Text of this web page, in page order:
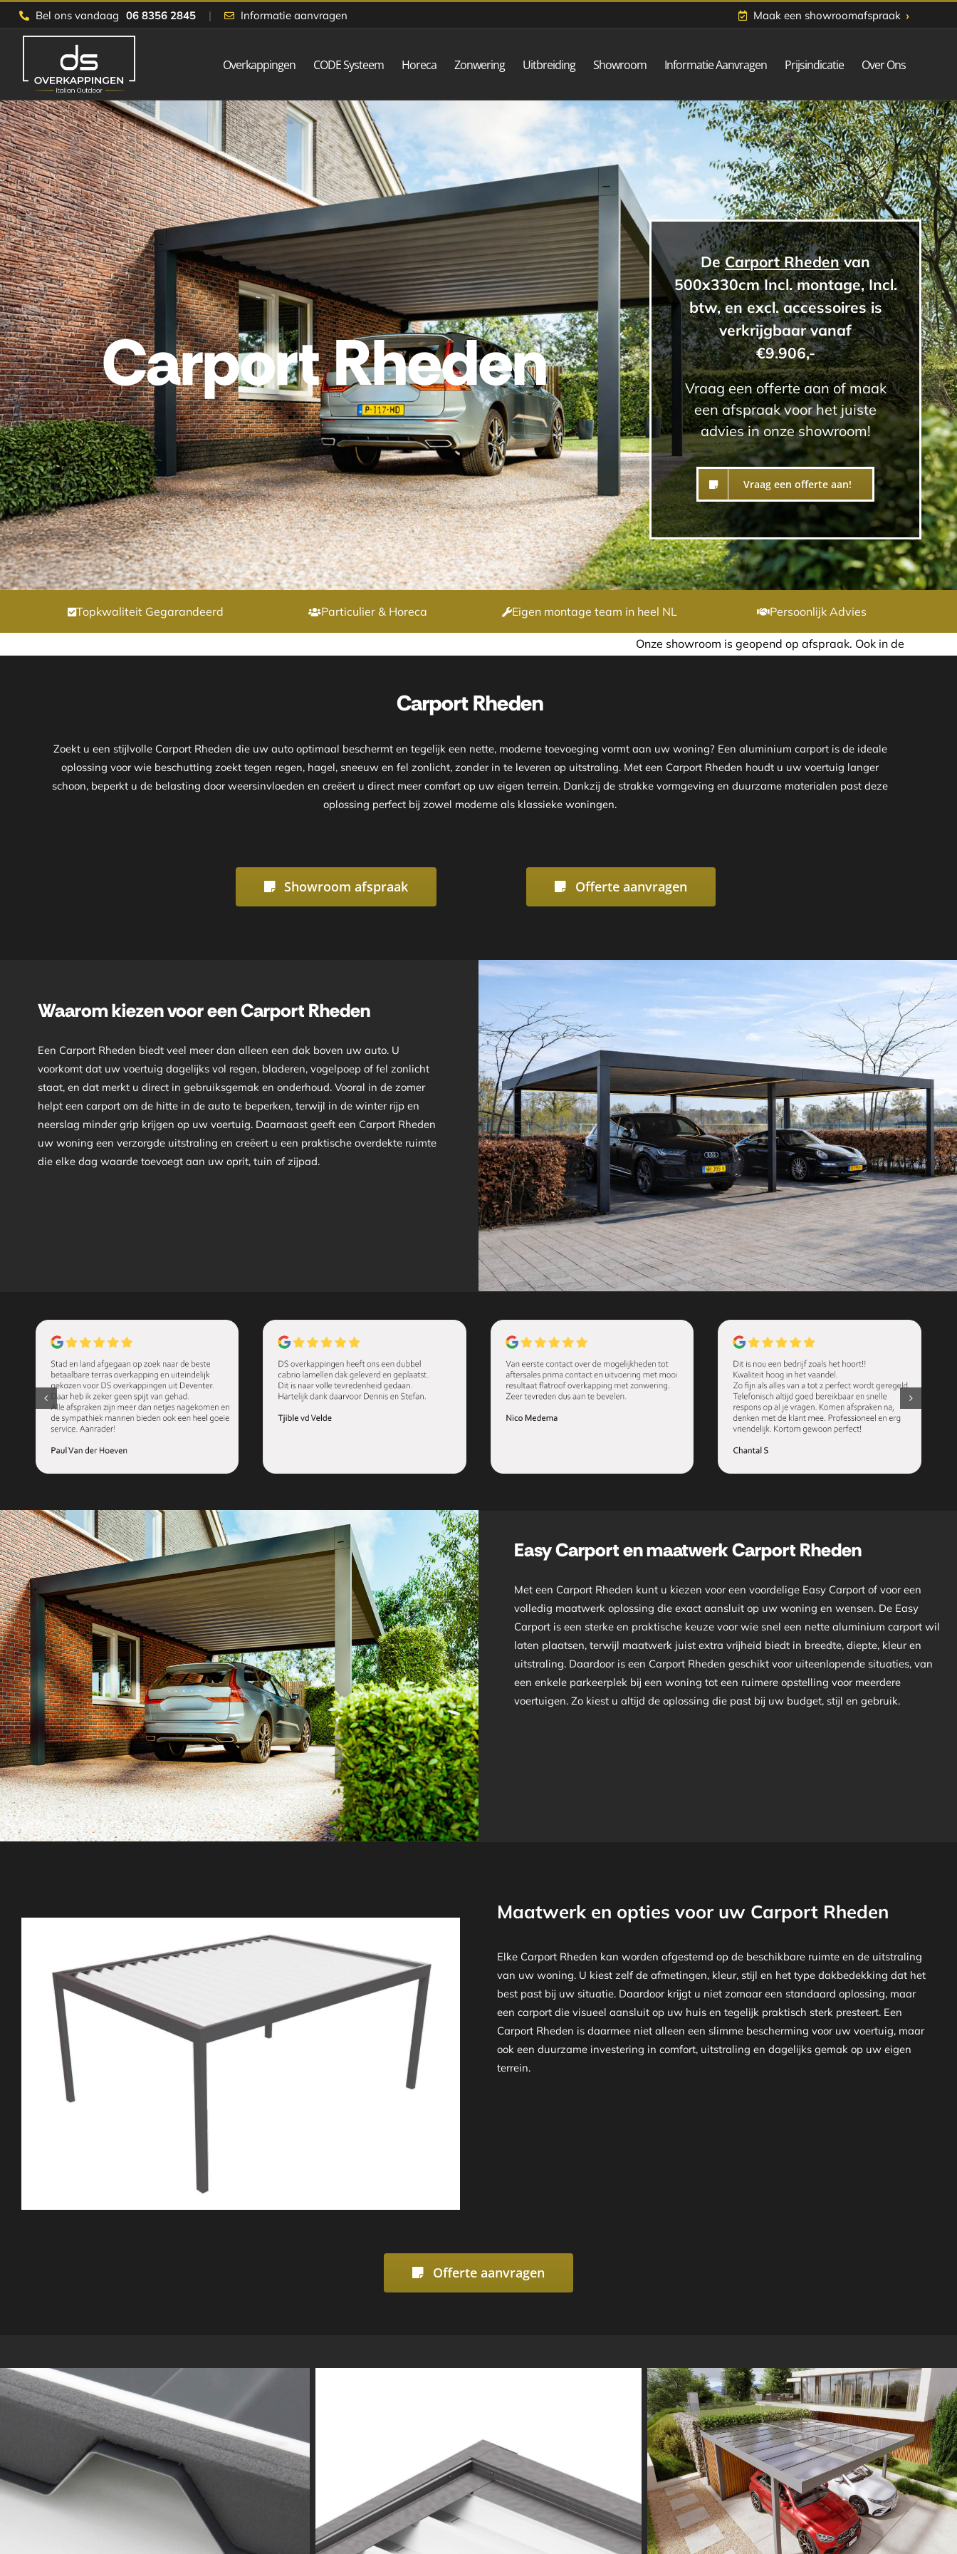
Skip
to
Bel ons vandaag 06 8356 2845 | Informatie aanvragen Maak een showroomafspraak ›
Overkappingen CODE Systeem Horeca Zonwering Uitbreiding Showroom Informatie Aanvragen Prijsindicatie Over Ons
Carport Rheden
DeCarport Rhedenvan
500x330cm Incl. montage, Incl.
btw, en excl. accessoires is
verkrijgbaar vanaf
€9.906,-
Vraag een offerte aan of maak
een afspraak voor het juiste
advies in onze showroom!
Vraag een offerte aan!
Topkwaliteit Gegarandeerd Particulier & Horeca Eigen montage team in heel NL Persoonlijk Advies
Onze showroom is geopend op afspraak. Ook in de avond of in het weekend
Carport Rheden
Zoekt u een stijlvolle Carport Rheden die uw auto optimaal beschermt en tegelijk een nette, moderne toevoeging vormt aan uw woning? Een aluminium carport is de ideale
oplossing voor wie beschutting zoekt tegen regen, hagel, sneeuw en fel zonlicht, zonder in te leveren op uitstraling. Met een Carport Rheden houdt u uw voertuig langer
schoon, beperkt u de belasting door weersinvloeden en creëert u direct meer comfort op uw eigen terrein. Dankzij de strakke vormgeving en duurzame materialen past deze
oplossing perfect bij zowel moderne als klassieke woningen.
Showroom afspraak Offerte aanvragen
Waarom kiezen voor een Carport Rheden
Een Carport Rheden biedt veel meer dan alleen een dak boven uw auto. U
voorkomt dat uw voertuig dagelijks vol regen, bladeren, vogelpoep of fel zonlicht
staat, en dat merkt u direct in gebruiksgemak en onderhoud. Vooral in de zomer
helpt een carport om de hitte in de auto te beperken, terwijl in de winter rijp en
neerslag minder grip krijgen op uw voertuig. Daarnaast geeft een Carport Rheden
uw woning een verzorgde uitstraling en creëert u een praktische overdekte ruimte
die elke dag waarde toevoegt aan uw oprit, tuin of zijpad.
Easy Carport en maatwerk Carport Rheden
Met een Carport Rheden kunt u kiezen voor een voordelige Easy Carport of voor een
volledig maatwerk oplossing die exact aansluit op uw woning en wensen. De Easy
Carport is een sterke en praktische keuze voor wie snel een nette aluminium carport wil
laten plaatsen, terwijl maatwerk juist extra vrijheid biedt in breedte, diepte, kleur en
uitstraling. Daardoor is een Carport Rheden geschikt voor uiteenlopende situaties, van
een enkele parkeerplek bij een woning tot een ruimere opstelling voor meerdere
voertuigen. Zo kiest u altijd de oplossing die past bij uw budget, stijl en gebruik.
Maatwerk en opties voor uw Carport Rheden
Elke Carport Rheden kan worden afgestemd op de beschikbare ruimte en de uitstraling
van uw woning. U kiest zelf de afmetingen, kleur, stijl en het type dakbedekking dat het
best past bij uw situatie. Daardoor krijgt u niet zomaar een standaard oplossing, maar
een carport die visueel aansluit op uw huis en tegelijk praktisch sterk presteert. Een
Carport Rheden is daarmee niet alleen een slimme bescherming voor uw voertuig, maar
ook een duurzame investering in comfort, uitstraling en dagelijks gemak op uw eigen
terrein.
Offerte aanvragen